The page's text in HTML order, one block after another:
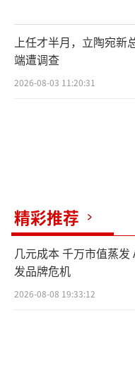
上任才半月，立陶宛新
端遭调查
2026-08-03 11:20:31
精彩推荐
几元成本 千万市值蒸发
发品牌危机
2026-08-08 19:33:12